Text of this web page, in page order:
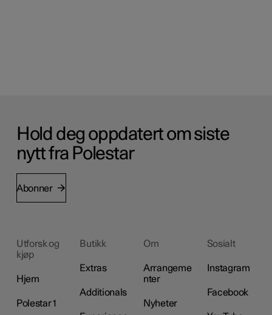
Hold deg oppdatert om siste
nytt fra Polestar
Abonner
Utforsk og
kjøp
Hjem
Polestar 1
Butikk
Extras
Additionals
Om
Arrangeme
nter
Nyheter
Sosialt
Instagram
Facebook